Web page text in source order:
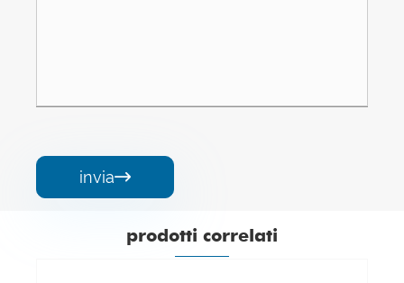
invia
prodotti correlati